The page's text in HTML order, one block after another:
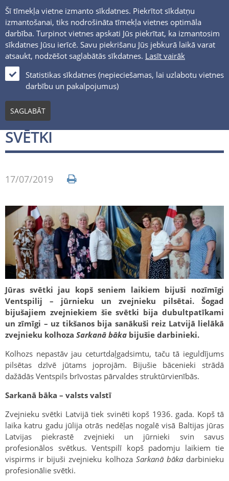
Šī tīmekļa vietne izmanto sīkdatnes. Piekrītot sīkdatņu
izmantošanai, tiks nodrošināta tīmekļa vietnes optimāla
darbība. Turpinot vietnes apskati Jūs piekrītat, ka izmantosim
sīkdatnes Jūsu ierīcē. Savu piekrišanu Jūs jebkurā laikā varat
atsaukt, nodzēšot saglabātās sīkdatnes. Lasīt vairāk
Statistikas sīkdatnes (nepieciešamas, lai uzlabotu vietnes
darbību un pakalpojumus)
SAGLABĀT
Jaunumi un notikumi
ZVEJNIEKU UN JŪRNIEKU
SVĒTKI
17/07/2019
Jūras svētki jau kopš seniem laikiem bijuši nozīmīgi
Ventspilij – jūrnieku un zvejnieku pilsētai. Šogad
bijušajiem zvejniekiem šie svētki bija dubultpatīkami
un zīmīgi – uz tikšanos bija sanākuši reiz Latvijā lielākā
zvejnieku kolhoza Sarkanā bāka bijušie darbinieki.
Kolhozs nepastāv jau ceturtdaļgadsimtu, taču tā ieguldījums
pilsētas dzīvē jūtams joprojām. Bijušie bācenieki strādā
dažādās Ventspils brīvostas pārvaldes struktūrvienībās.
Sarkanā bāka – valsts valstī
Zvejnieku svētki Latvijā tiek svinēti kopš 1936. gada. Kopš tā
laika katru gadu jūlija otrās nedēļas nogalē visā Baltijas jūras
Latvijas piekrastē zvejnieki un jūrnieki svin savus
profesionālos svētkus. Ventspilī kopš padomju laikiem tie
vispirms ir bijuši zvejnieku kolhoza Sarkanā bākadarbinieku
profesionālie svētki.